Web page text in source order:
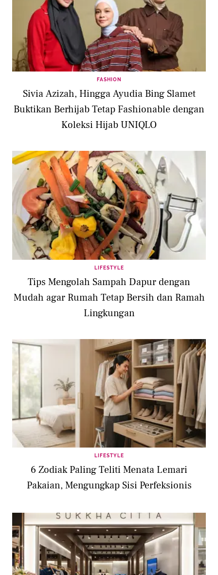
FASHION
Sivia Azizah, Hingga Ayudia Bing Slamet
Buktikan Berhijab Tetap Fashionable dengan
Koleksi Hijab UNIQLO
LIFESTYLE
Tips Mengolah Sampah Dapur dengan
Mudah agar Rumah Tetap Bersih dan Ramah
Lingkungan
LIFESTYLE
6 Zodiak Paling Teliti Menata Lemari
Pakaian, Mengungkap Sisi Perfeksionis